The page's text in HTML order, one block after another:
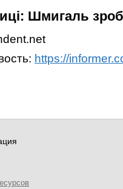
Шмигаль
https://